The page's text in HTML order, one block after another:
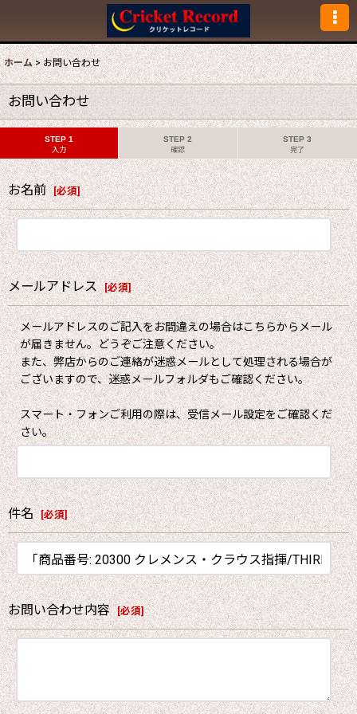
ホーム > お問い合わせ
お問い合わせ
STEP 1
入力
STEP 2
確認
STEP 3
完了
お名前 [必須]
メールアドレス [必須]
メールアドレスのご記入をお間違えの場合はこちらからメール
が届きません。どうぞご注意ください。
また、弊店からのご連絡が迷惑メールとして処理される場合が
ございますので、迷惑メールフォルダもご確認ください。
スマート・フォンご利用の際は、受信メール設定をご確認くだ
さい。
件名 [必須]
お問い合わせ内容 [必須]